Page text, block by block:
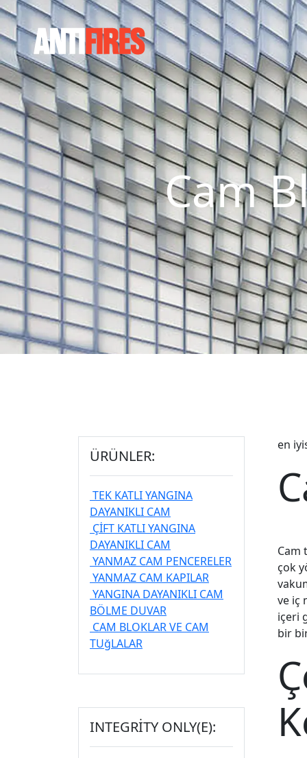
Cam
en
Cam
çok
ve iç
içeri
bir
ÜRÜNLER:
TEK KATLI YANGINA
DAYANIKLI CAM
ÇİFT KATLI YANGINA
DAYANIKLI CAM
YANMAZ CAM PENCERELER
YANMAZ CAM KAPILAR
YANGINA DAYANIKLI CAM
BÖLME DUVAR
CAM BLOKLAR VE CAM
TUğLALAR
INTEGRITY ONLY(E):